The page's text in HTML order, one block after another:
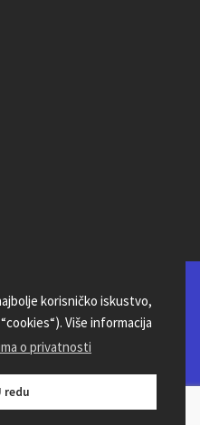
korisničko iskustvo,
Više informacija
o privatnosti
redu